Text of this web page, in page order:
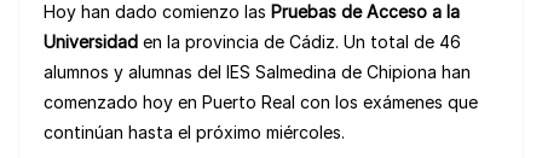
at
s
A
p
c
e
b
o
ail e
gr
a
m
e
s
k
y
C
h
at
n
e
a
ar
Hoy han dado comienzo las Pruebas de Acceso a la
Universidad en la provincia de Cádiz. Un total de 46
alumnos y alumnas del IES Salmedina de Chipiona han
comenzado hoy en Puerto Real con los exámenes que
continúan hasta el próximo miércoles.